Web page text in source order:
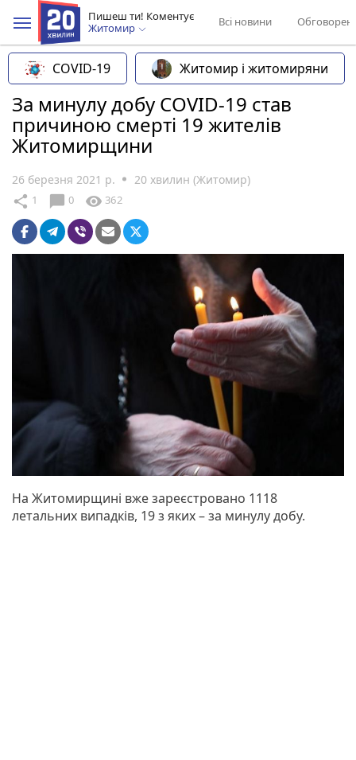
Пишеш ти! Коментує
Житомир
Всі новини
COVID-19 Житомир і житомиряни
За минулу добу COVID-19 став
причиною смерті 19 жителів
Житомирщини
26 березня 2021 р. 20 хвилин (Житомир)
share 1 chat_bubble 0 visibility 362
На Житомирщині вже зареєстровано 1118
летальних випадків, 19 з яких – за минулу добу.